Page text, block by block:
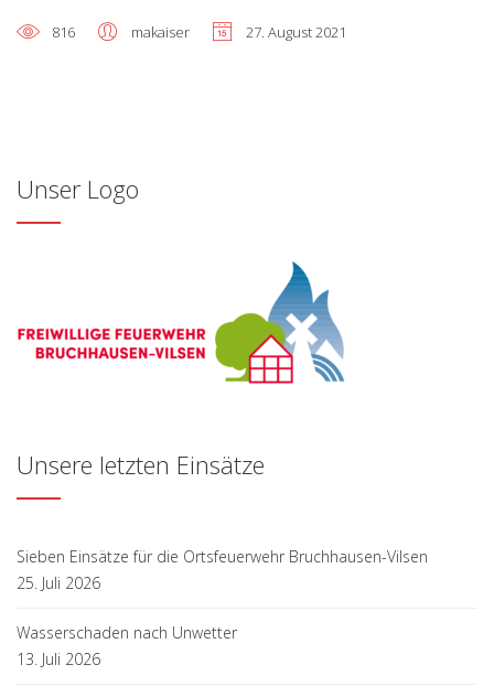
816 makaiser 27. August 2021
Unser Logo
Unsere letzten Einsätze
Sieben Einsätze für die Ortsfeuerwehr Bruchhausen-Vilsen
25. Juli 2026
Wasserschaden nach Unwetter
13. Juli 2026